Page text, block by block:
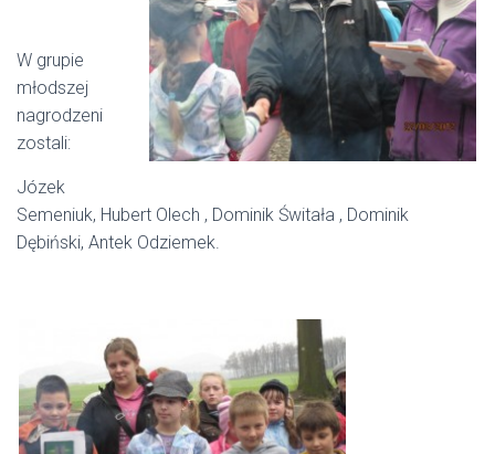
W grupie
młodszej
nagrodzeni
zostali:
Józek
Semeniuk, Hubert Olech , Dominik Świtała , Dominik
Dębiński, Antek Odziemek.